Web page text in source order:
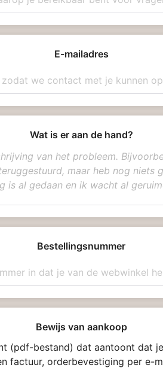
E-mailadres
Wat is er aan de hand?
Bestellingsnummer
Bewijs van aankoop
(pdf-bestand) dat aantoont dat
factuur, orderbevestiging per e-